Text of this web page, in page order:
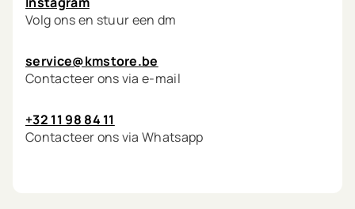
Volg ons en stuur een dm
service@kmstore.be
Contacteer ons via e-mail
+32 11 98 84 11
Contacteer ons via Whatsapp